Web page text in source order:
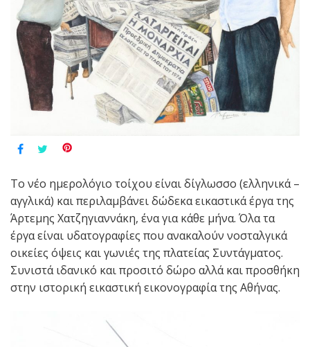
Το νέο ημερολόγιο τοίχου είναι δίγλωσσο (ελληνικά –
αγγλικά) και περιλαμβάνει δώδεκα εικαστικά έργα της
Άρτεμης Χατζηγιαννάκη, ένα για κάθε μήνα. Όλα τα
έργα είναι υδατογραφίες που ανακαλούν νοσταλγικά
οικείες όψεις και γωνιές της πλατείας Συντάγματος.
Συνιστά ιδανικό και προσιτό δώρο αλλά και προσθήκη
στην ιστορική εικαστική εικονογραφία της Αθήνας.